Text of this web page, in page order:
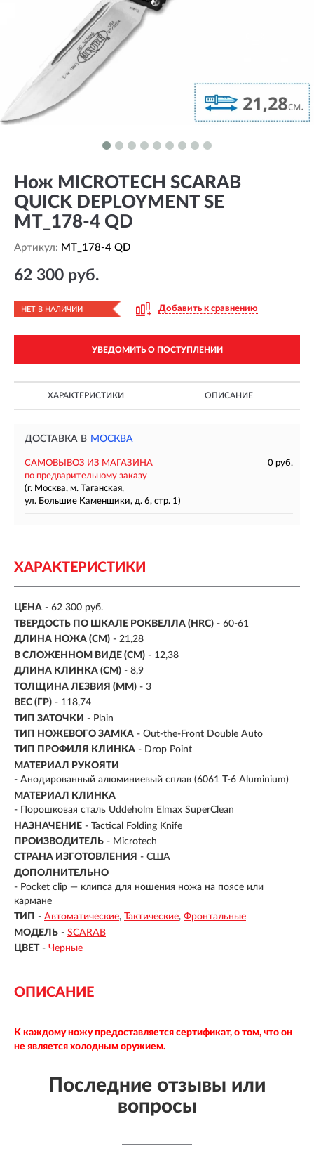
Нож MICROTECH SCARAB
QUICK DEPLOYMENT SE
MT_178-4 QD
Артикул: MT_178-4 QD
62 300 руб.
НЕТ В НАЛИЧИИ Добавить к сравнению
УВЕДОМИТЬ О ПОСТУПЛЕНИИ
ХАРАКТЕРИСТИКИ ОПИСАНИЕ
ДОСТАВКА В МОСКВА
САМОВЫВОЗ ИЗ МАГАЗИНА
0 руб.
по предварительному заказу
(г. Москва, м. Таганская,
ул. Большие Каменщики, д. 6, стр. 1)
ХАРАКТЕРИСТИКИ
ЦЕНА - 62 300 руб.
ТВЕРДОСТЬ ПО ШКАЛЕ РОКВЕЛЛА (HRC) - 60-61
ДЛИНА НОЖА (СМ) - 21,28
В СЛОЖЕННОМ ВИДЕ (СМ) - 12,38
ДЛИНА КЛИНКА (СМ) - 8,9
ТОЛЩИНА ЛЕЗВИЯ (ММ) - 3
ВЕС (ГР) - 118,74
ТИП ЗАТОЧКИ - Plain
ТИП НОЖЕВОГО ЗАМКА - Out-the-Front Double Auto
ТИП ПРОФИЛЯ КЛИНКА - Drop Point
МАТЕРИАЛ РУКОЯТИ
- Анодированный алюминиевый сплав (6061 T-6 Aluminium)
МАТЕРИАЛ КЛИНКА
-
Порошковая сталь Uddeholm Elmax SuperClean
НАЗНАЧЕНИЕ - Tactical Folding Knife
ПРОИЗВОДИТЕЛЬ - Microtech
СТРАНА ИЗГОТОВЛЕНИЯ - США
ДОПОЛНИТЕЛЬНО
- Pocket clip — клипса для ношения ножа на поясе или
кармане
ТИП - Автоматические Тактические Фронтальные
МОДЕЛЬ - SCARAB
ЦВЕТ - Черные
ОПИСАНИЕ
К каждому ножу предоставляется сертификат, о том, что он
не является холодным оружием.
Последние отзывы или
вопросы